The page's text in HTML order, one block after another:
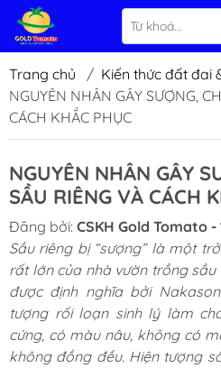
Trang chủ / Kiến thức đất đai
NGUYÊN NHÂN GÂY SƯỢNG,
CÁCH KHẮC PHỤC
NGUYÊN NHÂN GÂY
SẦU RIÊNG VÀ CÁCH
Đăng bởi: CSKH Gold Tomato
Sầu riêng bị “sượng” là một
rất lớn của nhà vườn trồng sầu
được định nghĩa bởi
tượng rối loạn sinh lý làm
cứng, có màu nâu, không có
không đồng đều. Hiện tượng